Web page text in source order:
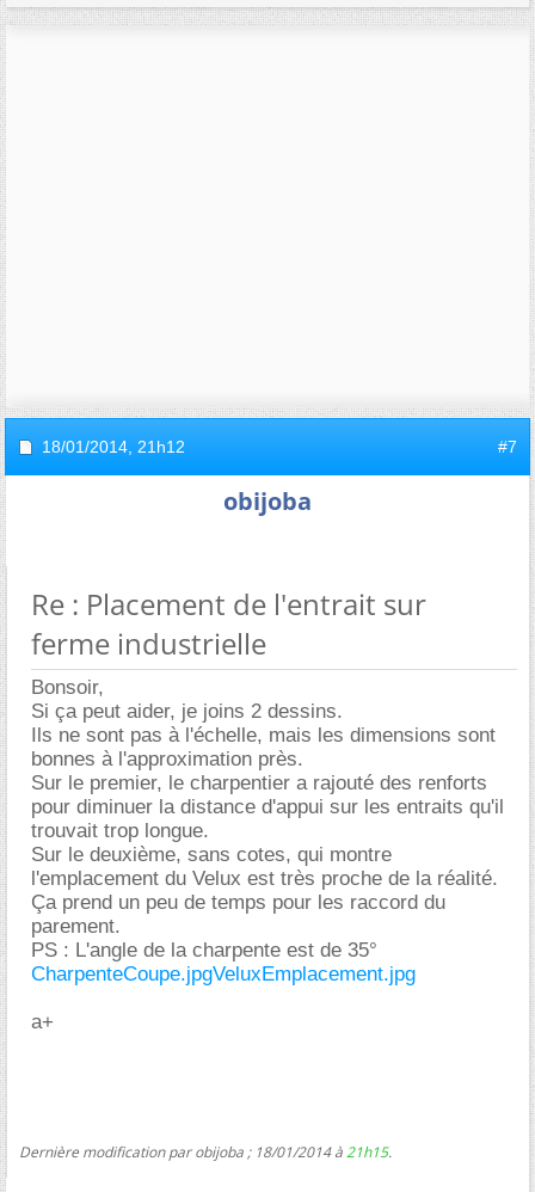
18/01/2014, 21h12 #7
obijoba
Re : Placement de l'entrait sur
ferme industrielle
Bonsoir,
Si ça peut aider, je joins 2 dessins.
Ils ne sont pas à l'échelle, mais les dimensions sont
bonnes à l'approximation près.
Sur le premier, le charpentier a rajouté des renforts
pour diminuer la distance d'appui sur les entraits qu'il
trouvait trop longue.
Sur le deuxième, sans cotes, qui montre
l'emplacement du Velux est très proche de la réalité.
Ça prend un peu de temps pour les raccord du
parement.
PS : L'angle de la charpente est de 35°
CharpenteCoupe.jpgVeluxEmplacement.jpg
a+
Dernière modification par obijoba ; 18/01/2014 à21h15.